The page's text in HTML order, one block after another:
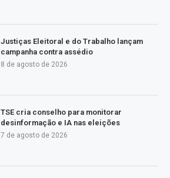
Justiças Eleitoral e do Trabalho lançam
campanha contra assédio
8 de agosto de 2026
TSE cria conselho para monitorar
desinformação e IA nas eleições
7 de agosto de 2026